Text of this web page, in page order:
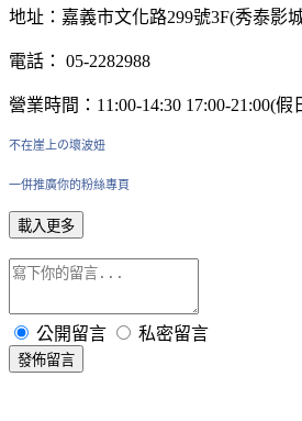
地址：嘉義市文化路299號3F(秀泰影
電話： 05-2282988
營業時間：11:00-14:30 17:00-21:00(
不在崖上の壞波妞
一併推廣你的粉絲專頁
載入更多
公開留言 私密留言
發佈留言